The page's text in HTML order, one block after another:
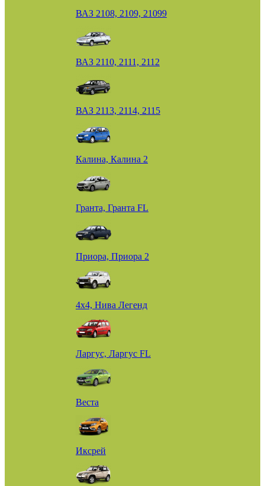
ВАЗ 2108, 2109, 21099
ВАЗ 2110, 2111, 2112
ВАЗ 2113, 2114, 2115
Калина, Калина 2
Гранта, Гранта FL
Приора, Приора 2
4х4, Нива Легенд
Ларгус, Ларгус FL
Веста
Иксрей